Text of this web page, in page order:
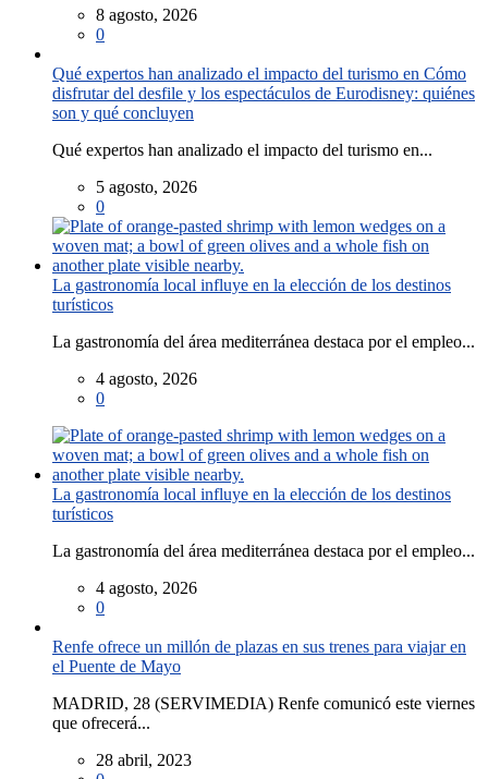
8 agosto, 2026
0
Qué expertos han analizado el impacto del turismo en Cómo
disfrutar del desfile y los espectáculos de Eurodisney: quiénes
son y qué concluyen
Qué expertos han analizado el impacto del turismo en...
5 agosto, 2026
0
La gastronomía local influye en la elección de los destinos
turísticos
La gastronomía del área mediterránea destaca por el empleo...
4 agosto, 2026
0
La gastronomía local influye en la elección de los destinos
turísticos
La gastronomía del área mediterránea destaca por el empleo...
4 agosto, 2026
0
Renfe ofrece un millón de plazas en sus trenes para viajar en
el Puente de Mayo
MADRID, 28 (SERVIMEDIA) Renfe comunicó este viernes
que ofrecerá...
28 abril, 2023